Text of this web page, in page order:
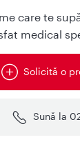
care te
medical
Solicită o
Sună la